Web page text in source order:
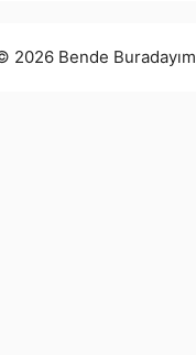
2026 Bende Buradayım